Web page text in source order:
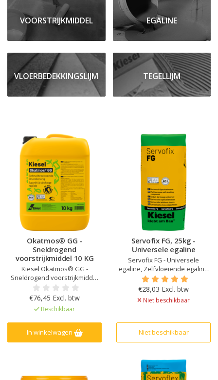
VOORSTRIJKMIDDEL EGALINE
VLOERBEDEKKINGSLIJM TEGELLIJM
Okatmos® GG -
Sneldrogend
voorstrijkmiddel 10 KG
Kiesel Okatmos® GG -
Sneldrogend voorstrijkmiddel
10 KG, Voor binnen- en
buitengebruik, Zeer korte
droogtijd, Tot 1:2 verdunnen bij
leggen keramische tegels op
cementondergronden,
Hygiënisch, Voor zuigende
oppervlakken, Hoge
€76,45 Excl. btw
Beschikbaar
In winkelwagen
Servofix FG, 25kg -
Universele egaline
Servofix FG - Universele
egaline, Zelfvloeiende egaline
op cementbasis voor laagdiktes
tot 10 mm, Verpomp baar
€28,03 Excl. btw
Niet beschikbaar
Niet beschikbaar